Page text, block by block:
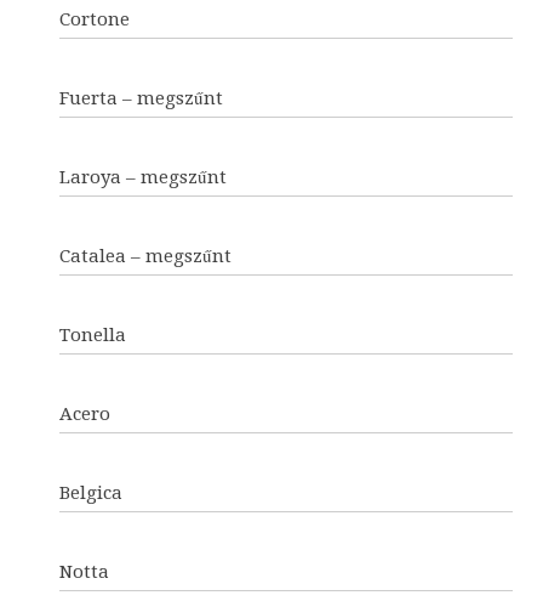
Cortone
Fuerta – megszűnt
Laroya – megszűnt
Catalea – megszűnt
Tonella
Acero
Belgica
Notta